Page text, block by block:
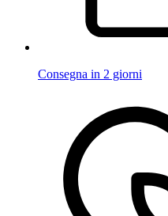
Consegna in 2 giorni